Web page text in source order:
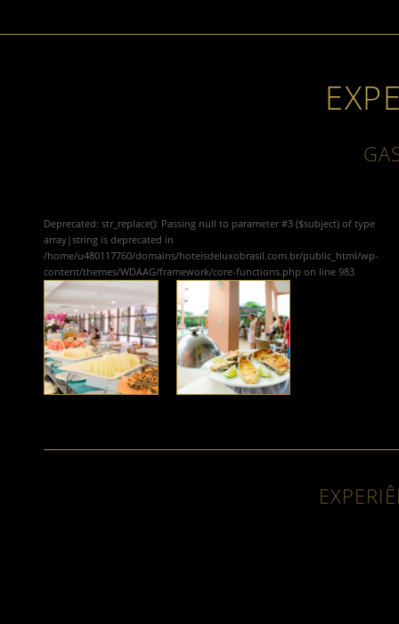
Deprecated: str_replace(): Passing null to parameter #3 ($subject) of type
array|string is deprecated in
/home/u480117760/domains/hoteisdeluxobrasil.com.br/public_html/wp-
content/themes/WDAAG/framework/core-functions.php on line 983